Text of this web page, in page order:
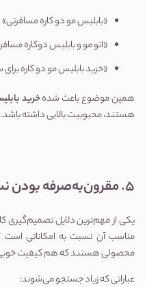
«بابلیس مو دو کاره مسافرتی»
«اتو مو و بابلیس دوکاره
«خرید بابلیس مو دو کاره
همین موضوع باعث شده خرید
هستند، محبوبیت بالایی داشته باشد.
5. مقرون‌به‌صرفه بودن نسبت به کارایی
یکی از مهم‌ترین دلایل تصمیم‌گیری کاربران برای
محصولی هستند که هم کیفیت
عباراتی که زیاد جستجو می‌شوند: